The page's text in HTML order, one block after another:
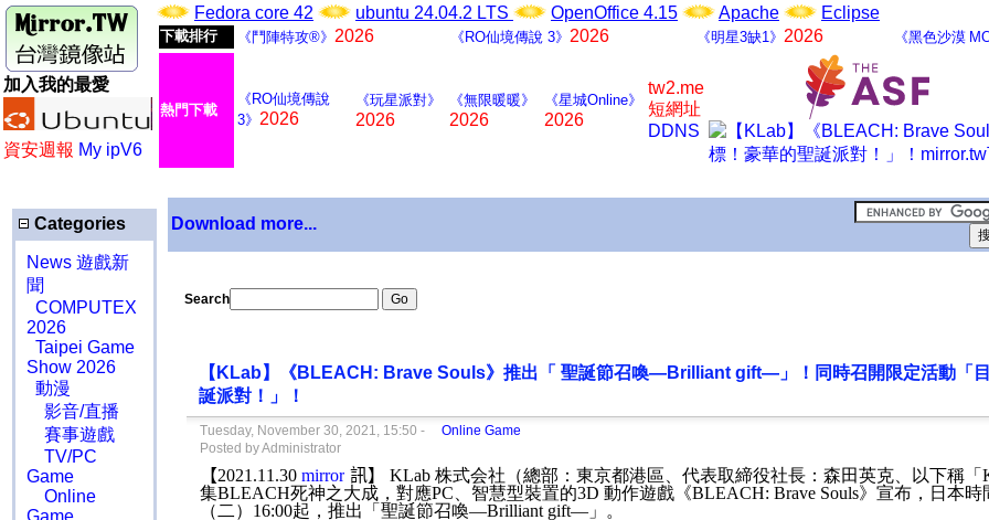
加入我的最愛
資安週報 My ipV6
Fedora core 42 ubuntu 24.04.2 LTS OpenOffice 4.15 Apache Eclipse
下載排行 《鬥陣特攻®》 2026 《RO仙境傳說 3》 2026 《明星3缺1》 2026 《黑色沙漠
熱門下載
《RO仙境傳說
3》 2026
《玩星派對》
2026
《無限暖暖》
2026
《星城Online》
2026
tw2.me
短網址
DDNS
Categories
News 遊戲新
聞
COMPUTEX
2026
Taipei Game
Show 2026
動漫
影音/直播
賽事遊戲
TV/PC
Game
Online
Game
Download more...
Search
【KLab】《BLEACH: Brave Souls》推出「 聖誕節召喚―Brilliant gift―」！同時召開限定活動「
誕派對！」！
Tuesday, November 30, 2021, 15:50 -
Online Game
Posted by Administrator
【2021.11.30 mirror 訊】 KLab 株式会社（總部：東京都港區、代表取締役社長：森田英克、以下稱「
集BLEACH死神之大成，對應PC 、智慧型裝置的3D 動作遊戲《BLEACH: Brave Souls》宣布，日本時
（二） 16:00起，推出「聖誕節召喚―Brilliant gift― 」。